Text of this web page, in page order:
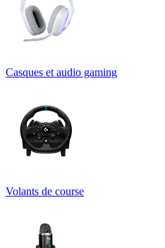
Casques et audio gaming
Volants de course